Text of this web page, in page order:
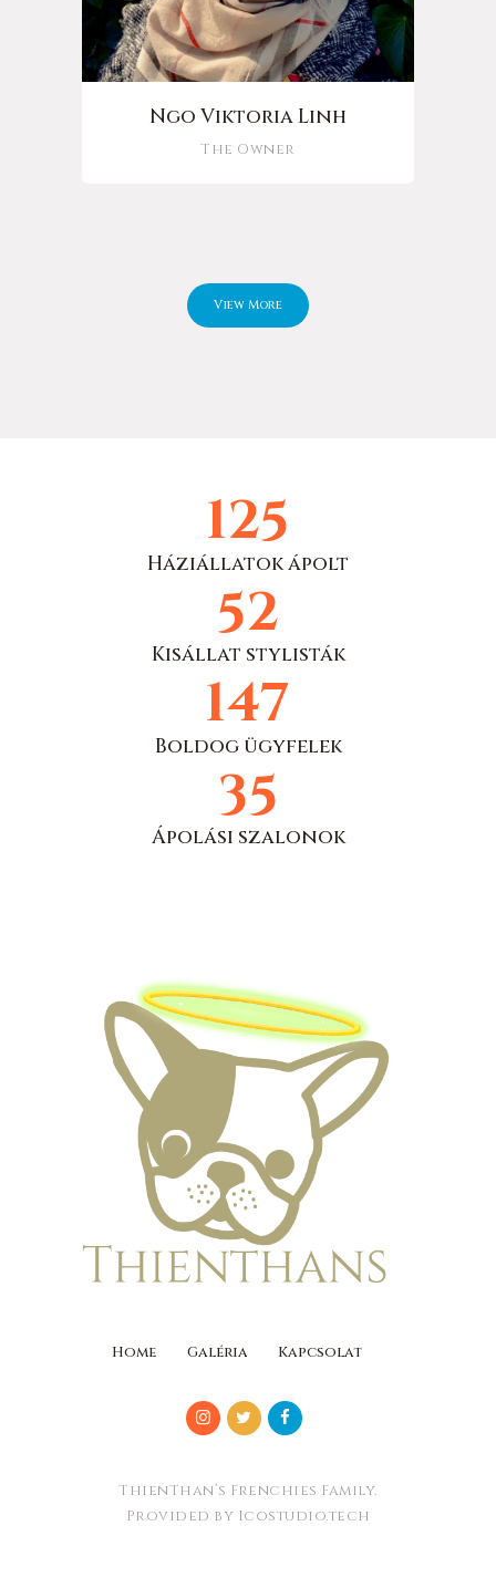
Ngo Viktoria Linh
The Owner
View More
143
Háziállatok ápolt
52
Kisállat stylisták
168
Boldog ügyfelek
35
Ápolási szalonok
Home Galéria Kapcsolat
ThienThan’s Frenchies Family.
Provided by Icostudio.tech